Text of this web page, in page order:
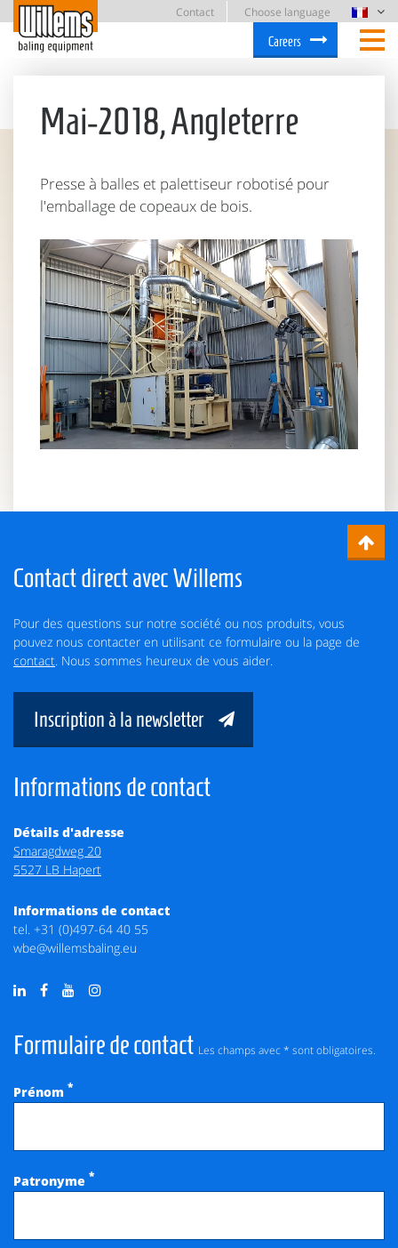
Contact
Choose language
Careers
Mai-2018, Angleterre
Presse à balles et palettiseur robotisé pour
l'emballage de copeaux de bois.
Contact direct avec Willems
Pour des questions sur notre société ou nos produits, vous
pouvez nous contacter en utilisant ce formulaire ou la page de
contact. Nous sommes heureux de vous aider.
Inscription à la newsletter
Formulaire de contact Les champs avec * sont obligatoires.
Prénom *
Patronyme *
Informations de contact
Détails d'adresse
Smaragdweg 20
5527 LB Hapert
Informations de contact
tel. +31 (0)497-64 40 55
wbe@willemsbaling.eu